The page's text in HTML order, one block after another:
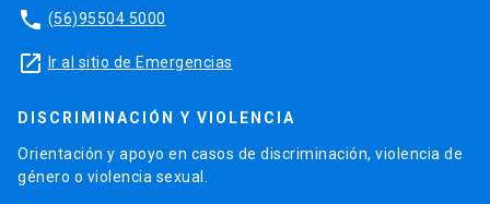
phone (56)95504 5000
launch Ir al sitio de Emergencias
DISCRIMINACIÓN Y VIOLENCIA
Orientación y apoyo en casos de discriminación, violencia de
género o violencia sexual.